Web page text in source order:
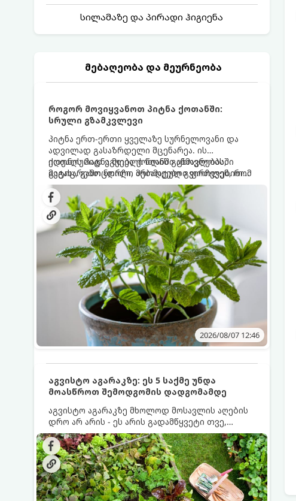
სილამაზე და პირადი ჰიგიენა
მებაღეობა და მეურნეობა
როგორ მოვიყვანოთ პიტნა ქოთანში:
სრული გზამკვლევი
პიტნა ერთ-ერთი ყველაზე სურნელოვანი და
ადვილად გასაზრდელი მცენარეა. ის
იდეალურად ეგუება ქოთანში ცხოვრებას,
მეტიც, გამოცდილი მებაღეები გვირჩევენ, რომ
პიტნა მხოლოდ ქოთანში მოვიყვანოთ, რადგან
ღია გრუნტში (ბაღში) დარგვისას ის ფესვებით
ძალიან სწრაფად ვრცელდება და სხვა
მცენარეებს ავიწროებს.
ქოთნის პიტნა მთელი წლის განმავლობაში
გაგახარებთ ნორჩი, არომატული ფოთლებით
ჩაის, ლიმონათისა თუ კერძებისთვის.
2026/08/07 12:46
აგვისტო აგარაკზე: ეს 5 საქმე უნდა
მოასწროთ შემოდგომის დადგომამდე
აგვისტო აგარაკზე მხოლოდ მოსავლის აღების
დრო არ არის - ეს არის გადამწყვეტი თვე,
როდესაც საფუძველი ეყრება მომავალი წლის
მოსავალს და ბაღი მზადდება შემოდგომა-
ზამთრის სეზონისთვის. იმისათვის, რომ
ნიადაგმა ენერგია აღიდგინოს, ხოლო
მცენარეებმა ზამთარს გაუძლონ, აგვისტოს
ბოლომდე 5 მნიშვნელოვანი საქმის გაკეთება